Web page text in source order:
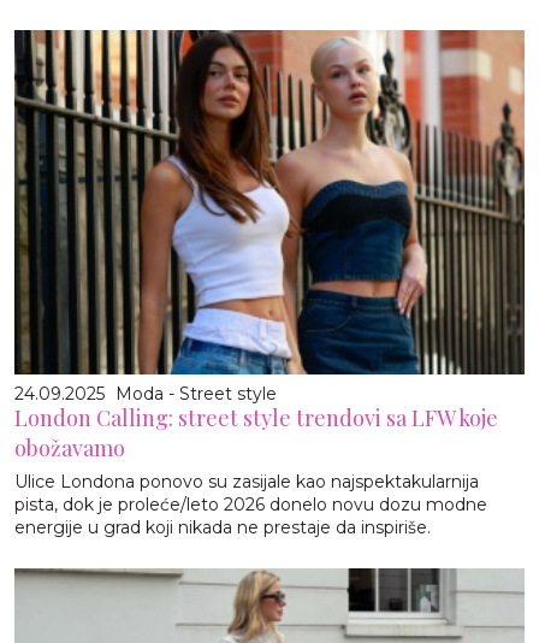
24.09.2025 Moda - Street style
London Calling: street style trendovi sa LFW koje
obožavamo
Ulice Londona ponovo su zasijale kao najspektakularnija
pista, dok je proleće/leto 2026 donelo novu dozu modne
energije u grad koji nikada ne prestaje da inspiriše.